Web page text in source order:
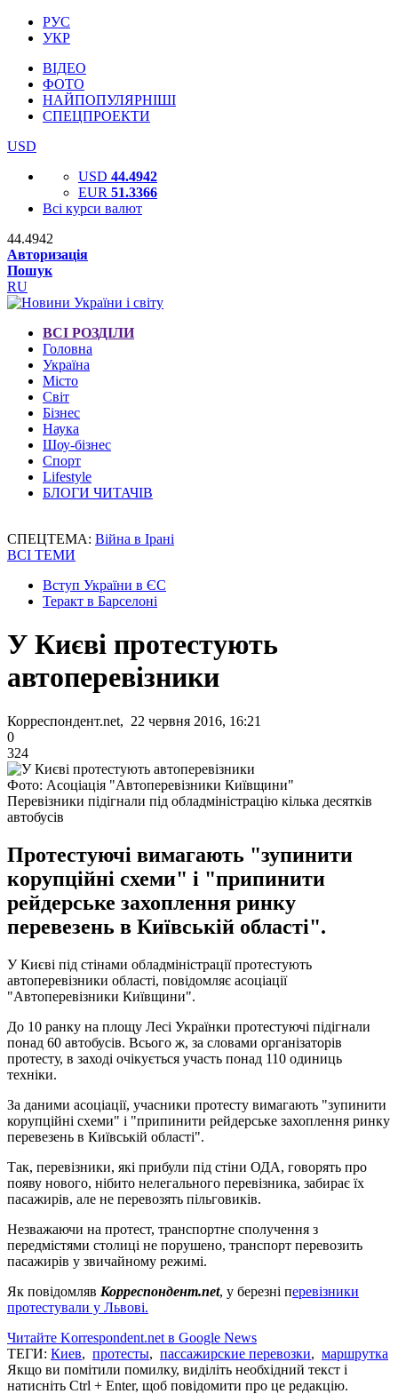
РУС
УКР
ВІДЕО
ФОТО
НАЙПОПУЛЯРНІШІ
СПЕЦПРОЕКТИ
USD
USD 44.4942
EUR 51.3366
Всі курси валют
44.4942
Авторизація
Пошук
RU
ВСІ РОЗДІЛИ
Головна
Україна
Місто
Світ
Бізнес
Наука
Шоу-бізнес
Спорт
Lifestyle
БЛОГИ ЧИТАЧІВ
СПЕЦТЕМА: Війна в Ірані
ВСІ ТЕМИ
Вступ України в ЄС
Теракт в Барселоні
У Києві протестують
автоперевізники
Корреспондент.net, 22 червня 2016, 16:21
0
324
Фото: Асоціація "Автоперевізники Київщини"
Перевізники підігнали під обладміністрацію кілька десятків
автобусів
Протестуючі вимагають "зупинити
корупційні схеми" і "припинити
рейдерське захоплення ринку
перевезень в Київській області".
У Києві під стінами обладміністрації протестують
автоперевізники області, повідомляє асоціації
"Автоперевізники Київщини".
До 10 ранку на площу Лесі Українки протестуючі підігнали
понад 60 автобусів. Всього ж, за словами організаторів
протесту, в заході очікується участь понад 110 одиниць
техніки.
За даними асоціації, учасники протесту вимагають "зупинити
корупційні схеми" і "припинити рейдерське захоплення ринку
перевезень в Київській області".
Так, перевізники, які прибули під стіни ОДА, говорять про
появу нового, нібито нелегального перевізника, забирає їх
пасажирів, але не перевозять пільговиків.
Незважаючи на протест, транспортне сполучення з
передмістями столиці не порушено, транспорт перевозить
пасажирів у звичайному режимі.
Як повідомляв Корреспондент.net, у березні перевізники
протестували у Львові.
Читайте Korrespondent.net в Google News
ТЕГИ: Киев, протесты, пассажирские перевозки, маршрутка
Якщо ви помітили помилку, виділіть необхідний текст і
натисніть Ctrl + Enter, щоб повідомити про це редакцію.